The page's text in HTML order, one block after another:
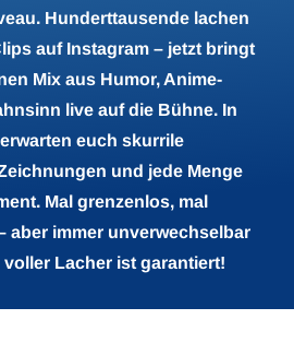
Hunderttausende lachen
auf Instagram – jetzt bringt
Mix aus Humor, Anime-
live auf die Bühne. In
euch skurrile
und jede Menge
Mal grenzenlos, mal
aber immer unverwechselbar
voller Lacher ist garantiert!